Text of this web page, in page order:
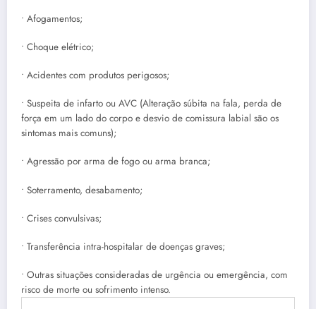
• Afogamentos;
• Choque elétrico;
• Acidentes com produtos perigosos;
• Suspeita de infarto ou AVC (Alteração súbita na fala, perda de
força em um lado do corpo e desvio de comissura labial são os
sintomas mais comuns);
• Agressão por arma de fogo ou arma branca;
• Soterramento, desabamento;
• Crises convulsivas;
• Transferência intra-hospitalar de doenças graves;
• Outras situações consideradas de urgência ou emergência, com
risco de morte ou sofrimento intenso.